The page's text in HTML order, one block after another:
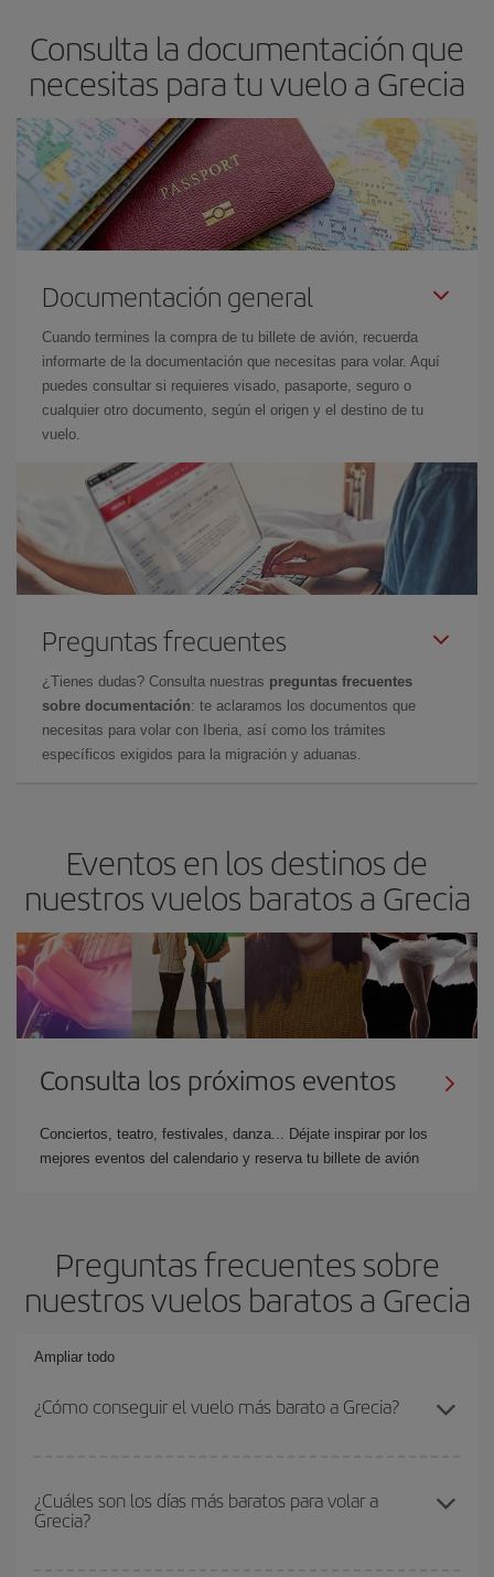
Consulta la documentación que
necesitas para tu vuelo a Grecia
Documentación general
Cuando termines la compra de tu billete de avión, recuerda
informarte de la documentación que necesitas para volar. Aquí
puedes consultar si requieres visado, pasaporte, seguro o
cualquier otro documento, según el origen y el destino de tu
vuelo.
Preguntas frecuentes
¿Tienes dudas? Consulta nuestras preguntas frecuentes
sobre documentación: te aclaramos los documentos que
necesitas para volar con Iberia, así como los trámites
específicos exigidos para la migración y aduanas.
Eventos en los destinos de
nuestros vuelos baratos a Grecia
Consulta los próximos eventos
Conciertos, teatro, festivales, danza... Déjate inspirar por los
mejores eventos del calendario y reserva tu billete de avión
Preguntas frecuentes sobre
nuestros vuelos baratos a Grecia
Ampliar todo
¿Cómo conseguir el vuelo más barato a Grecia?
barato si evitas temporadas altas, compras con antelación y
puedes ser flexible con las fechas y horarios de ida y vuelta.
¿Cuáles son los días más baratos para volar a
Grecia?